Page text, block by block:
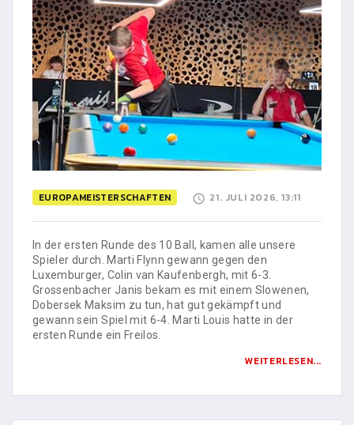
EUROPAMEISTERSCHAFTEN 21. JULI 2026, 13:11
In der ersten Runde des 10 Ball, kamen alle unsere
Spieler durch. Marti Flynn gewann gegen den
Luxemburger, Colin van Kaufenbergh, mit 6-3.
Grossenbacher Janis bekam es mit einem Slowenen,
Dobersek Maksim zu tun, hat gut gekämpft und
gewann sein Spiel mit 6-4. Marti Louis hatte in der
ersten Runde ein Freilos.
WEITERLESEN...